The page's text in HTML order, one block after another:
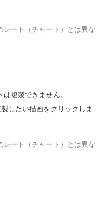
ート（チャート）とは異な
複製できません。
したい描画をクリックしま
ート（チャート）とは異な